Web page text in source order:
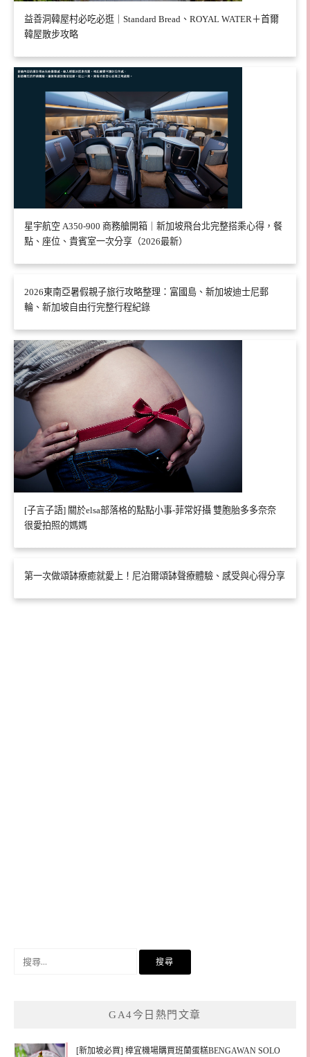
益善洞韓屋村必吃必逛｜Standard Bread、ROYAL WATER＋首爾
韓屋散步攻略
星宇航空 A350-900 商務艙開箱｜新加坡飛台北完整搭乘心得，餐
點、座位、貴賓室一次分享（2026最新）
2026東南亞暑假親子旅行攻略整理：富國島、新加坡迪士尼郵
輪、新加坡自由行完整行程紀錄
[子言子語] 關於elsa部落格的點點小事-菲常好攝 雙胞胎多多奈奈
很愛拍照的媽媽
第一次做頌缽療癒就愛上！尼泊爾頌缽聲療體驗、感受與心得分享
GA4今日熱門文章
[新加坡必買] 樟宜機場購買班蘭蛋糕BENGAWAN SOLO